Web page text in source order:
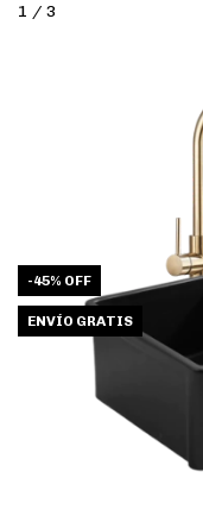
1 / 3
-45% OFF
ENVÍO GRATIS